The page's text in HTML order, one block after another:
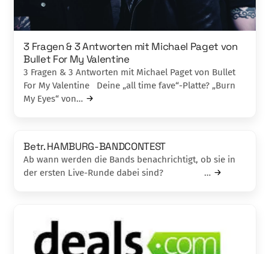
3 Fragen & 3 Antworten mit Michael Paget von
Bullet For My Valentine
3 Fragen & 3 Antworten mit Michael Paget von Bullet
For My Valentine Deine „all time fave“-Platte? „Burn
My Eyes“ von…
Betr. HAMBURG-BANDCONTEST
Ab wann werden die Bands benachrichtigt, ob sie in
der ersten Live-Runde dabei sind? …